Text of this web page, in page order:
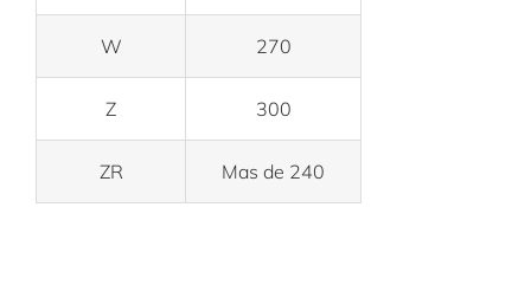
W 270
Z 300
ZR Mas de 240